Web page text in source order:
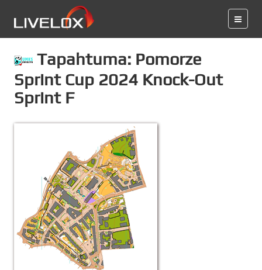
Tapahtuma: Pomorze
Sprint Cup 2024 Knock-Out
Sprint F